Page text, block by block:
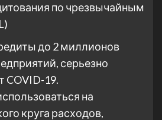
по чрезвычайным
до 2 миллионов
серьезно
COVID-19.
на
круга расходов,